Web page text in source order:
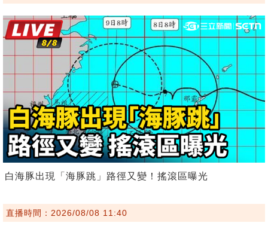
白海豚出現「海豚跳」路徑又變！搖滾區曝光
直播時間：2026/08/08 11:40